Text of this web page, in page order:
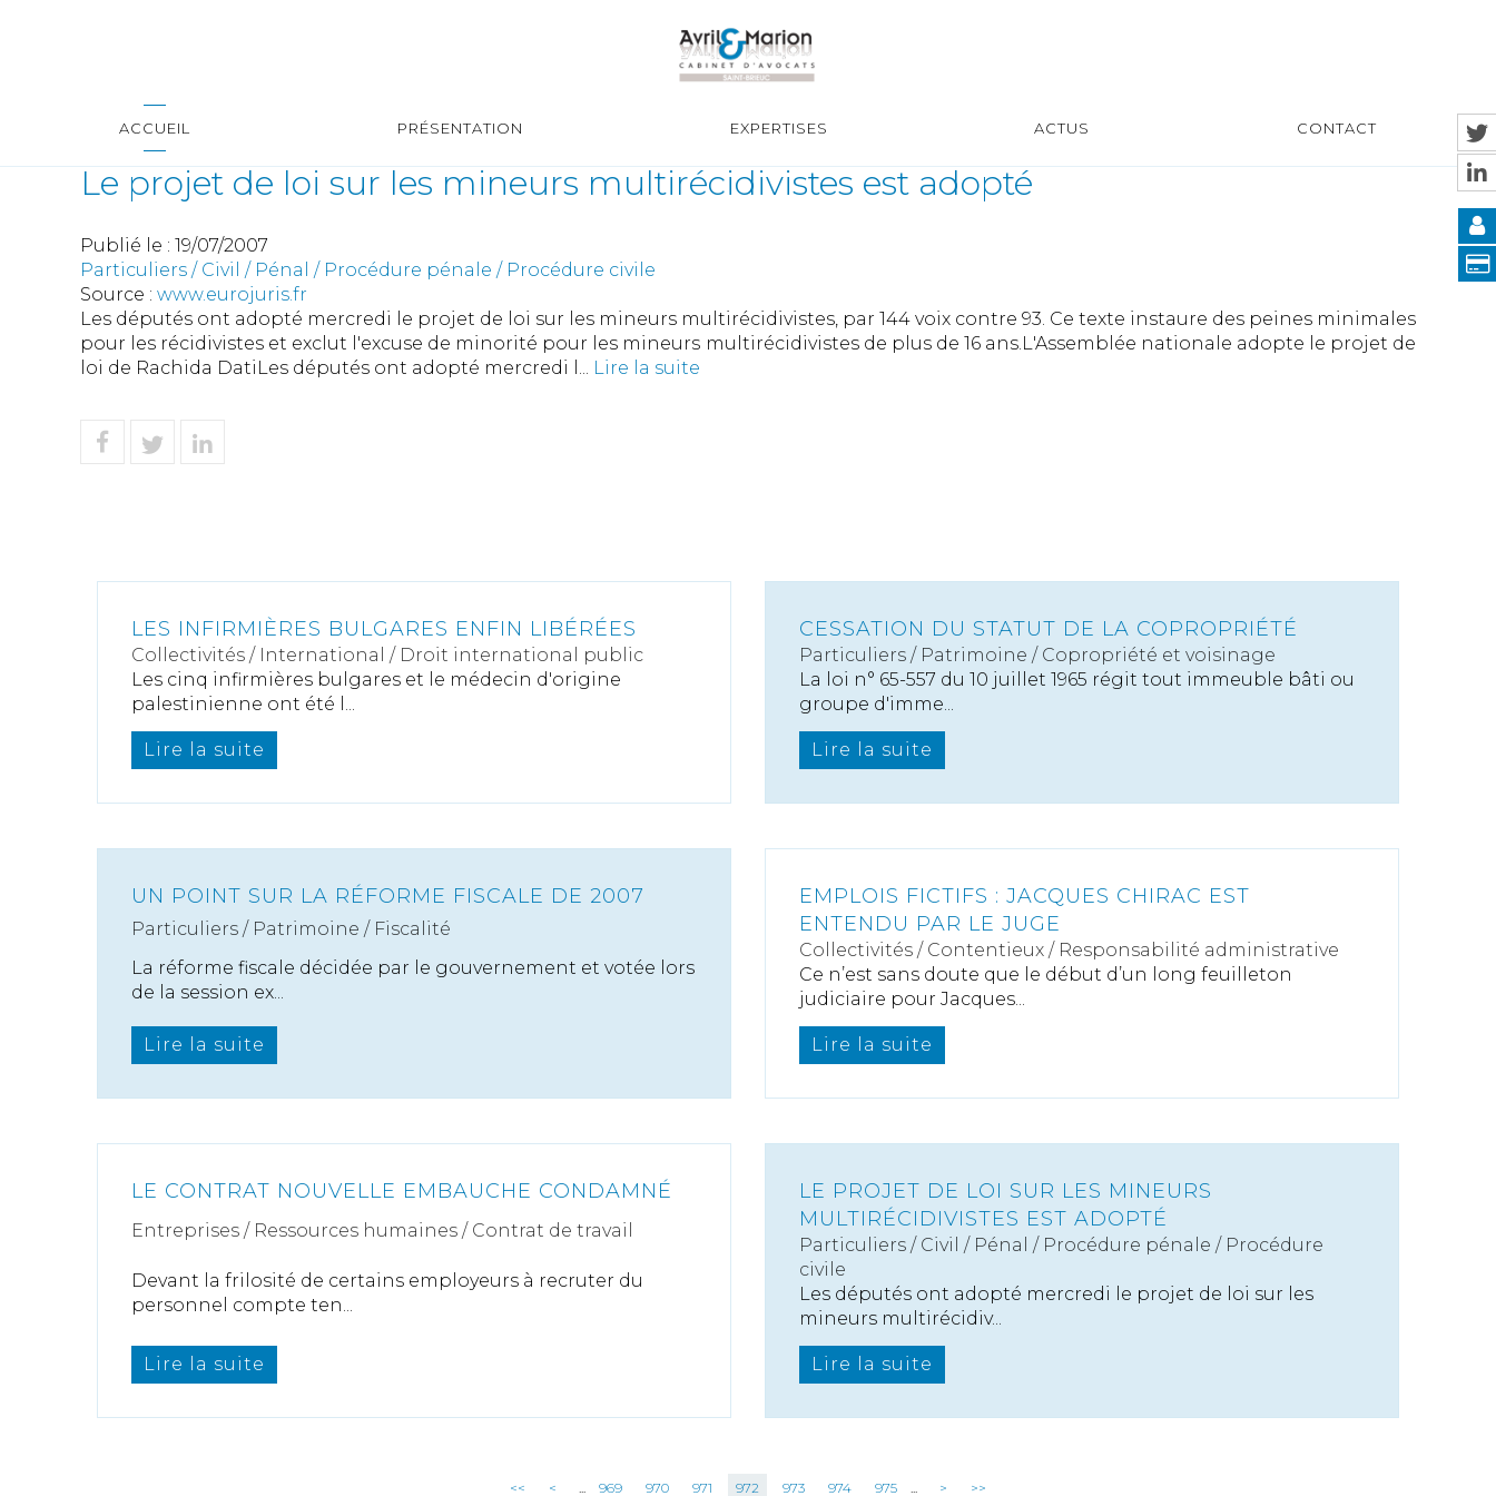
ACCUEIL PRÉSENTATION EXPERTISES ACTUS CONTACT
Le projet de loi sur les mineurs multirécidivistes est adopté
Publié le : 19/07/2007
Particuliers / Civil / Pénal / Procédure pénale / Procédure civile
Source : www.eurojuris.fr
Les députés ont adopté mercredi le projet de loi sur les mineurs multirécidivistes, par 144 voix contre 93. Ce texte instaure des peines minimales
pour les récidivistes et exclut l'excuse de minorité pour les mineurs multirécidivistes de plus de 16 ans.L'Assemblée nationale adopte le projet de
loi de Rachida DatiLes députés ont adopté mercredi l... Lire la suite
LES INFIRMIÈRES BULGARES ENFIN LIBÉRÉES
Collectivités / International / Droit international public
Les cinq infirmières bulgares et le médecin d'origine
palestinienne ont été l...
Lire la suite
CESSATION DU STATUT DE LA COPROPRIÉTÉ
Particuliers / Patrimoine / Copropriété et voisinage
La loi n° 65-557 du 10 juillet 1965 régit tout immeuble bâti ou
groupe d'imme...
Lire la suite
UN POINT SUR LA RÉFORME FISCALE DE 2007
Particuliers / Patrimoine / Fiscalité
La réforme fiscale décidée par le gouvernement et votée lors
de la session ex...
Lire la suite
EMPLOIS FICTIFS : JACQUES CHIRAC EST
ENTENDU PAR LE JUGE
Collectivités / Contentieux / Responsabilité administrative
Ce n’est sans doute que le début d’un long feuilleton
judiciaire pour Jacques...
Lire la suite
LE CONTRAT NOUVELLE EMBAUCHE CONDAMNÉ
Entreprises / Ressources humaines / Contrat de travail
Devant la frilosité de certains employeurs à recruter du
personnel compte ten...
Lire la suite
LE PROJET DE LOI SUR LES MINEURS
MULTIRÉCIDIVISTES EST ADOPTÉ
Particuliers / Civil / Pénal / Procédure pénale / Procédure
civile
Les députés ont adopté mercredi le projet de loi sur les
mineurs multirécidiv...
Lire la suite
<< < ... 969 970 971 972 973 974 975 ... > >>